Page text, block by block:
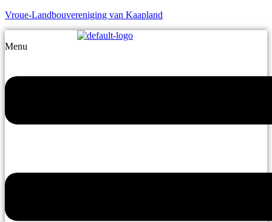
Vroue-Landbouvereniging van Kaapland
Menu